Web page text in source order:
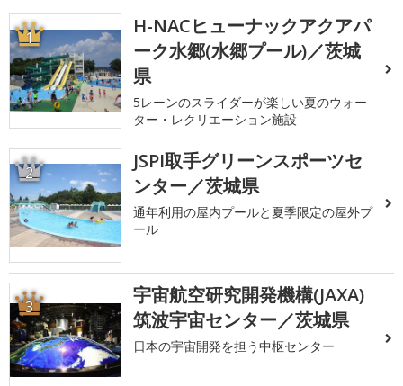
1
H-NACヒューナックアクアパ
ーク水郷(水郷プール)／茨城
県
5レーンのスライダーが楽しい夏のウォー
ター・レクリエーション施設
2
JSPI取手グリーンスポーツセ
ンター／茨城県
通年利用の屋内プールと夏季限定の屋外プ
ール
3
宇宙航空研究開発機構(JAXA)
筑波宇宙センター／茨城県
日本の宇宙開発を担う中枢センター